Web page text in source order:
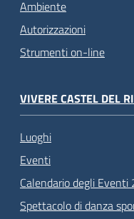
Ambiente
Autorizzazioni
Strumenti on-line
VIVERE CASTEL DEL
Luoghi
Eventi
Calendario degli Eventi
Spettacolo di danza